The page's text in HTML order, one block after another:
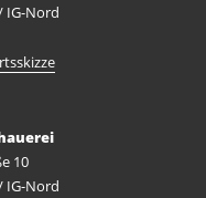
IG-Nord
10
IG-Nord